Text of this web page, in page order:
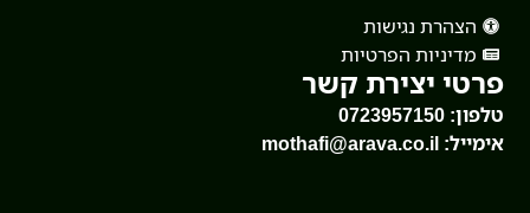
פרטי יצירת קשר
טלפון:0723957150
אימייל:mothafi@arava.co.il
הצהרת נגישות
מדיניות הפרטיות